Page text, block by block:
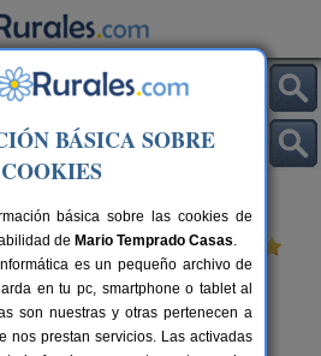
de Cortina
BÁSICA SOBRE
COOKIES
básica sobre las cookies de
de Mario Temprado Casas.
es un pequeño archivo de
en tu pc, smartphone o tablet al
son nuestras y otras pertenecen a
nos prestan servicios. Las activadas